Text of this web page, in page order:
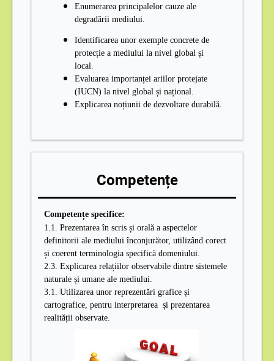
Enumerarea principalelor cauze ale
degradării mediului.
Identificarea unor exemple concrete de
protecție a mediului la nivel global și
local.
Evaluarea importanței ariilor protejate
(IUCN) la nivel global și național.
Explicarea noțiunii de dezvoltare durabilă.
Competențe
Competențe specifice:
1.1. Prezentarea în scris și orală a aspectelor
definitorii ale mediului înconjurător, utilizând corect
și coerent terminologia specifică domeniului.
2.3. Explicarea relațiilor observabile dintre sistemele
naturale și umane ale mediului.
3.1. Utilizarea unor reprezentări grafice și
cartografice, pentru interpretarea și prezentarea
realității observate.